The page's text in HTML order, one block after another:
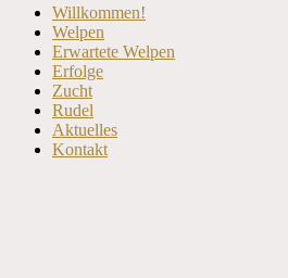
Nach
oben
scrollen
Willkommen!
Welpen
Erwartete Welpen
Erfolge
Zucht
Rudel
Aktuelles
Kontakt